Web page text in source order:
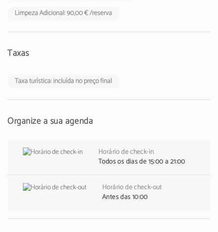
Limpeza Adicional: 90,00 € /reserva
Taxas
Taxa turística: incluída no preço final
Organize a sua agenda
Horário de check-in
Todos os dias de 15:00 a 21:00
Horário de check-out
Antes das 10:00